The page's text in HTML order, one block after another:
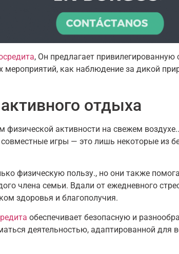
, Он предлагает
мероприятий, как наблюдение за дикой
отдыха
физической активности на свежем
игры — это лишь некоторые из
физическую пользу., но они также
члена семьи. Вдали от ежедневного
здоровья и благополучия.
обеспечивает безопасную и
деятельностью, адаптированной для